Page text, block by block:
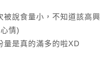
被說食量小，不知道該高興
情)
量是真的滿多的啦XD